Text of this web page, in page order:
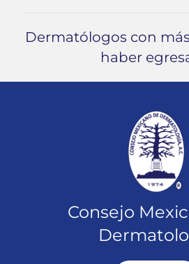
Dermatólogos con
haber
Consejo